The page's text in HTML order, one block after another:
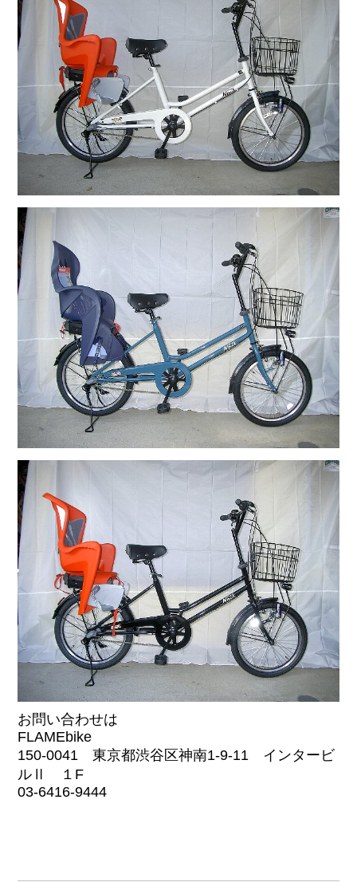
お問い合わせは
FLAMEbike
150-0041 東京都渋谷区神南1-9-11 インタービ
ルⅡ １F
03-6416-9444